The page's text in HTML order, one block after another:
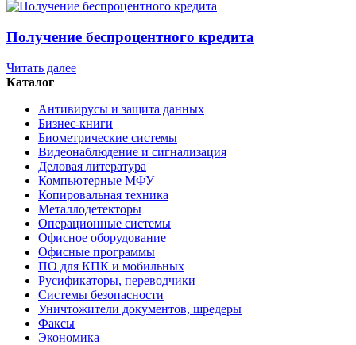
Получение беспроцентного кредита
Читать далее
Каталог
Антивирусы и защита данных
Бизнес-книги
Биометрические системы
Видеонаблюдение и сигнализация
Деловая литература
Компьютерные МФУ
Копировальная техника
Металлодетекторы
Операционные системы
Офисное оборудование
Офисные программы
ПО для КПК и мобильных
Русификаторы, переводчики
Системы безопасности
Уничтожители документов, шредеры
Факсы
Экономика